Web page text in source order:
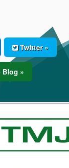
Twitter »
Blog »